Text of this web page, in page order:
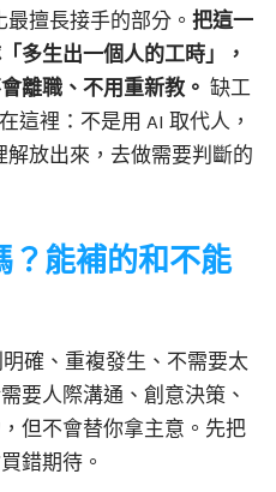
擅長接手的部分。 把這一
多生出一個人的工時」，
離職、不用重新教。 缺工
這裡：不是用 AI 取代人，
解放出來，去做需要判斷的
？能補的和不能
確、重複發生、不需要太
要人際溝通、創意決策、
但不會替你拿主意。先把
錯期待。